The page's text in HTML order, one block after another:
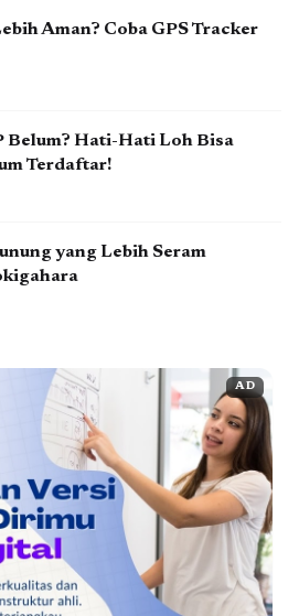
Aman? Coba GPS Tracker
Belum? Hati-Hati Loh Bisa
Terdaftar!
yang Lebih Seram
AD